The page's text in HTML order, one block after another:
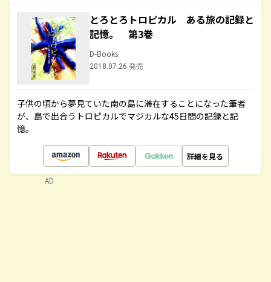
とろとろトロピカル ある旅の記録と
記憶。 第3巻
D-Books
2018.07.26 発売
子供の頃から夢見ていた南の島に滞在することになった筆者
が、島で出合うトロピカルでマジカルな45日間の記録と記
憶。
詳細を見る
AD